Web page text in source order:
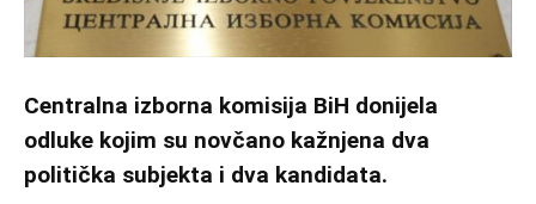
Centralna izborna komisija BiH donijela
odluke kojim su novčano kažnjena dva
politička subjekta i dva kandidata.